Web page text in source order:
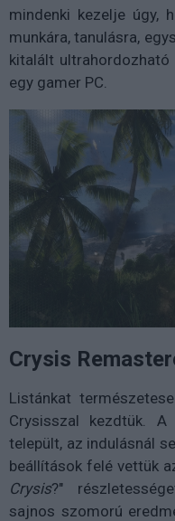
mindenki kezelje úgy,
munkára, tanulásra,
kitalált
egy gamer PC.
Crysis
Listánkat
Crysisszal kezdtük. A
települt, az indulásnál
beállítások felé vettük
Crysis?"
sajnos szomorú